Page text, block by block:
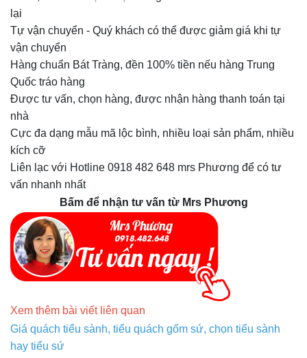
lại
Tự vận chuyển - Quý khách có thể được giảm giá khi tự
vận chuyển
Hàng chuẩn Bát Tràng, đền 100% tiền nếu hàng Trung
Quốc tráo hàng
Được tư vấn, chọn hàng, được nhận hàng thanh toán tại
nhà
Cực đa dạng mẫu mã lộc bình, nhiều loại sản phẩm, nhiều
kích cỡ
Liên lạc với Hotline 0918 482 648 mrs Phương để có tư
vấn nhanh nhất
Bấm để nhận tư vấn từ Mrs Phương
Xem thêm bài viết liên quan
Giá quách tiểu sành, tiểu quách gốm sứ, chọn tiểu sành
hay tiểu sứ